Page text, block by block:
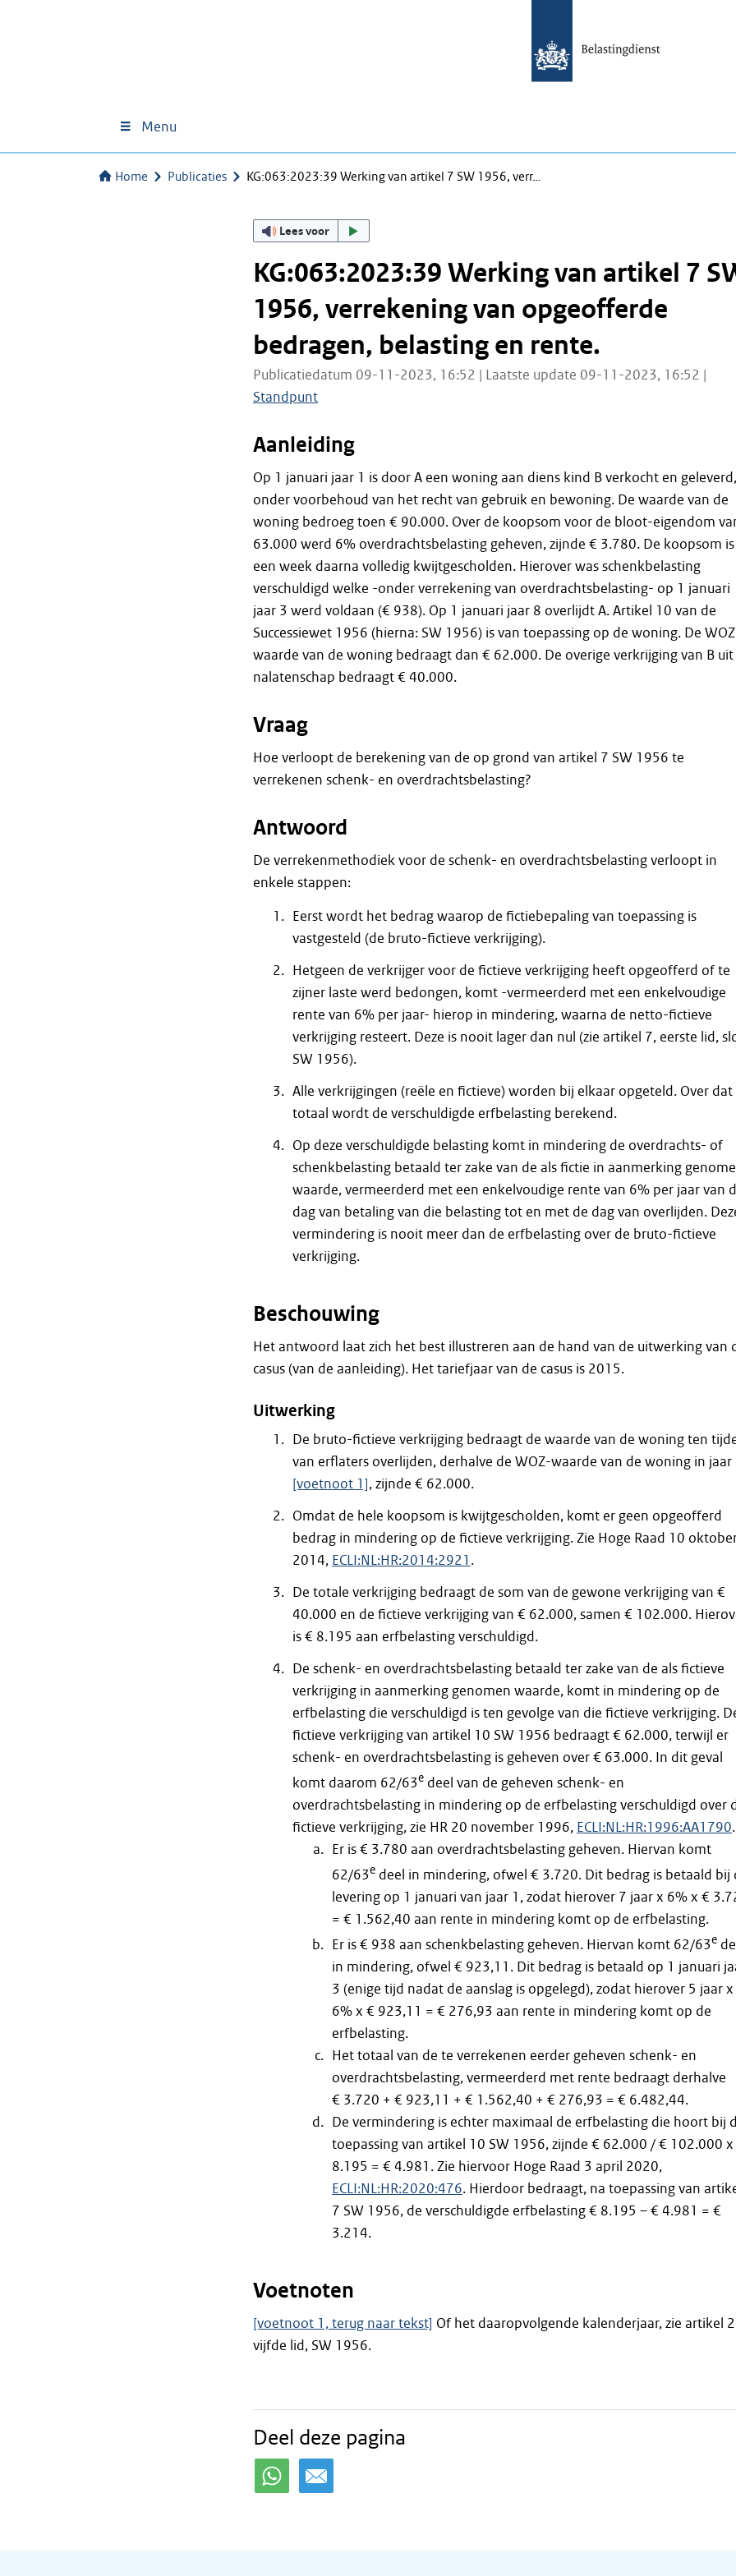
Menu
Home Publicaties KG:063:2023:39 Werking van artikel 7 SW 1956, verr…
Lees voor
KG:063:2023:39 Werking van artikel 7
1956, verrekening van opgeofferde
bedragen, belasting en rente.
Publicatiedatum 09-11-2023, 16:52 | Laatste update 09-11-2023, 16:52 |
Standpunt
Aanleiding
Op 1 januari jaar 1 is door A een woning aan diens kind B verkocht en geleverd,
onder voorbehoud van het recht van gebruik en bewoning. De waarde van de
woning bedroeg toen € 90.000. Over de koopsom voor de bloot-eigendom
63.000 werd 6% overdrachtsbelasting geheven, zijnde € 3.780. De koopsom is
een week daarna volledig kwijtgescholden. Hierover was schenkbelasting
verschuldigd welke -onder verrekening van overdrachtsbelasting- op 1 januari
jaar 3 werd voldaan (€ 938). Op 1 januari jaar 8 overlijdt A. Artikel 10 van de
Successiewet 1956 (hierna: SW 1956) is van toepassing op de woning. De
waarde van de woning bedraagt dan € 62.000. De overige verkrijging van B
nalatenschap bedraagt € 40.000.
Vraag
Hoe verloopt de berekening van de op grond van artikel 7 SW 1956 te
verrekenen schenk- en overdrachtsbelasting?
Antwoord
De verrekenmethodiek voor de schenk- en overdrachtsbelasting verloopt in
enkele stappen:
Eerst wordt het bedrag waarop de fictiebepaling van toepassing is
vastgesteld (de bruto-fictieve verkrijging).
Hetgeen de verkrijger voor de fictieve verkrijging heeft opgeofferd of te
zijner laste werd bedongen, komt -vermeerderd met een enkelvoudige
rente van 6% per jaar- hierop in mindering, waarna de netto-fictieve
verkrijging resteert. Deze is nooit lager dan nul (zie artikel 7, eerste lid,
SW 1956).
Alle verkrijgingen (reële en fictieve) worden bij elkaar opgeteld. Over dat
totaal wordt de verschuldigde erfbelasting berekend.
Op deze verschuldigde belasting komt in mindering de overdrachts- of
schenkbelasting betaald ter zake van de als fictie in aanmerking
waarde, vermeerderd met een enkelvoudige rente van 6% per jaar van
dag van betaling van die belasting tot en met de dag van overlijden.
vermindering is nooit meer dan de erfbelasting over de bruto-fictieve
verkrijging.
Beschouwing
Het antwoord laat zich het best illustreren aan de hand van de uitwerking van
casus (van de aanleiding). Het tariefjaar van de casus is 2015.
Uitwerking
De bruto-fictieve verkrijging bedraagt de waarde van de woning ten
van erflaters overlijden, derhalve de WOZ-waarde van de woning in jaar
[voetnoot 1], zijnde € 62.000.
Omdat de hele koopsom is kwijtgescholden, komt er geen opgeofferd
bedrag in mindering op de fictieve verkrijging. Zie Hoge Raad 10
2014, ECLI:NL:HR:2014:2921 .
De totale verkrijging bedraagt de som van de gewone verkrijging van €
40.000 en de fictieve verkrijging van € 62.000, samen € 102.000.
is € 8.195 aan erfbelasting verschuldigd.
De schenk- en overdrachtsbelasting betaald ter zake van de als fictieve
verkrijging in aanmerking genomen waarde, komt in mindering op de
erfbelasting die verschuldigd is ten gevolge van die fictieve verkrijging.
fictieve verkrijging van artikel 10 SW 1956 bedraagt € 62.000, terwijl er
schenk- en overdrachtsbelasting is geheven over € 63.000. In dit geval
komt daarom 62/63edeel van de geheven schenk- en
overdrachtsbelasting in mindering op de erfbelasting verschuldigd over
fictieve verkrijging, zie HR 20 november 1996, ECLI:NL:HR:1996:AA1790.
Er is € 3.780 aan overdrachtsbelasting geheven. Hiervan komt
62/63edeel in mindering, ofwel € 3.720. Dit bedrag is betaald bij
levering op 1 januari van jaar 1, zodat hierover 7 jaar x 6% x €
= € 1.562,40 aan rente in mindering komt op de erfbelasting.
Er is € 938 aan schenkbelasting geheven. Hiervan komt 62/63e
in mindering, ofwel € 923,11. Dit bedrag is betaald op 1 januari
3 (enige tijd nadat de aanslag is opgelegd), zodat hierover 5 jaar x
6% x € 923,11 = € 276,93 aan rente in mindering komt op de
erfbelasting.
Het totaal van de te verrekenen eerder geheven schenk- en
overdrachtsbelasting, vermeerderd met rente bedraagt derhalve
€ 3.720 + € 923,11 + € 1.562,40 + € 276,93 = € 6.482,44.
De vermindering is echter maximaal de erfbelasting die hoort bij
toepassing van artikel 10 SW 1956, zijnde € 62.000 / € 102.000
8.195 = € 4.981. Zie hiervoor Hoge Raad 3 april 2020,
ECLI:NL:HR:2020:476. Hierdoor bedraagt, na toepassing van
7 SW 1956, de verschuldigde erfbelasting € 8.195 – € 4.981 = €
3.214.
Voetnoten
[voetnoot 1, terug naar tekst] Of het daaropvolgende kalenderjaar, zie artikel
vijfde lid, SW 1956.
Deel deze pagina